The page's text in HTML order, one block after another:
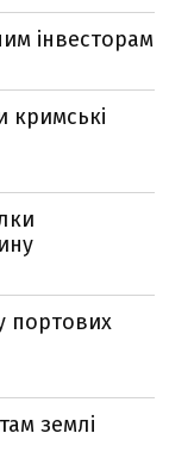
інвесторам
кримські
портових
землі